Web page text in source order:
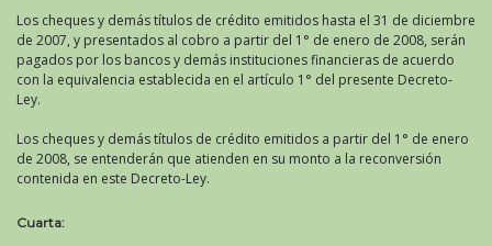
Los cheques y demás títulos de crédito emitidos hasta el 31 de diciembre
de 2007, y presentados al cobro a partir del 1° de enero de 2008, serán
pagados por los bancos y demás instituciones financieras de acuerdo
con la equivalencia establecida en el artículo 1° del presente Decreto-
Ley.
Los cheques y demás títulos de crédito emitidos a partir del 1° de enero
de 2008, se entenderán que atienden en su monto a la reconversión
contenida en este Decreto-Ley.
Cuarta: